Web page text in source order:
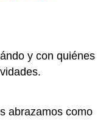
y con quiénes
abrazamos como